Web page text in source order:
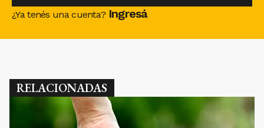
¿Ya tenés una cuenta? Ingresá
RELACIONADAS